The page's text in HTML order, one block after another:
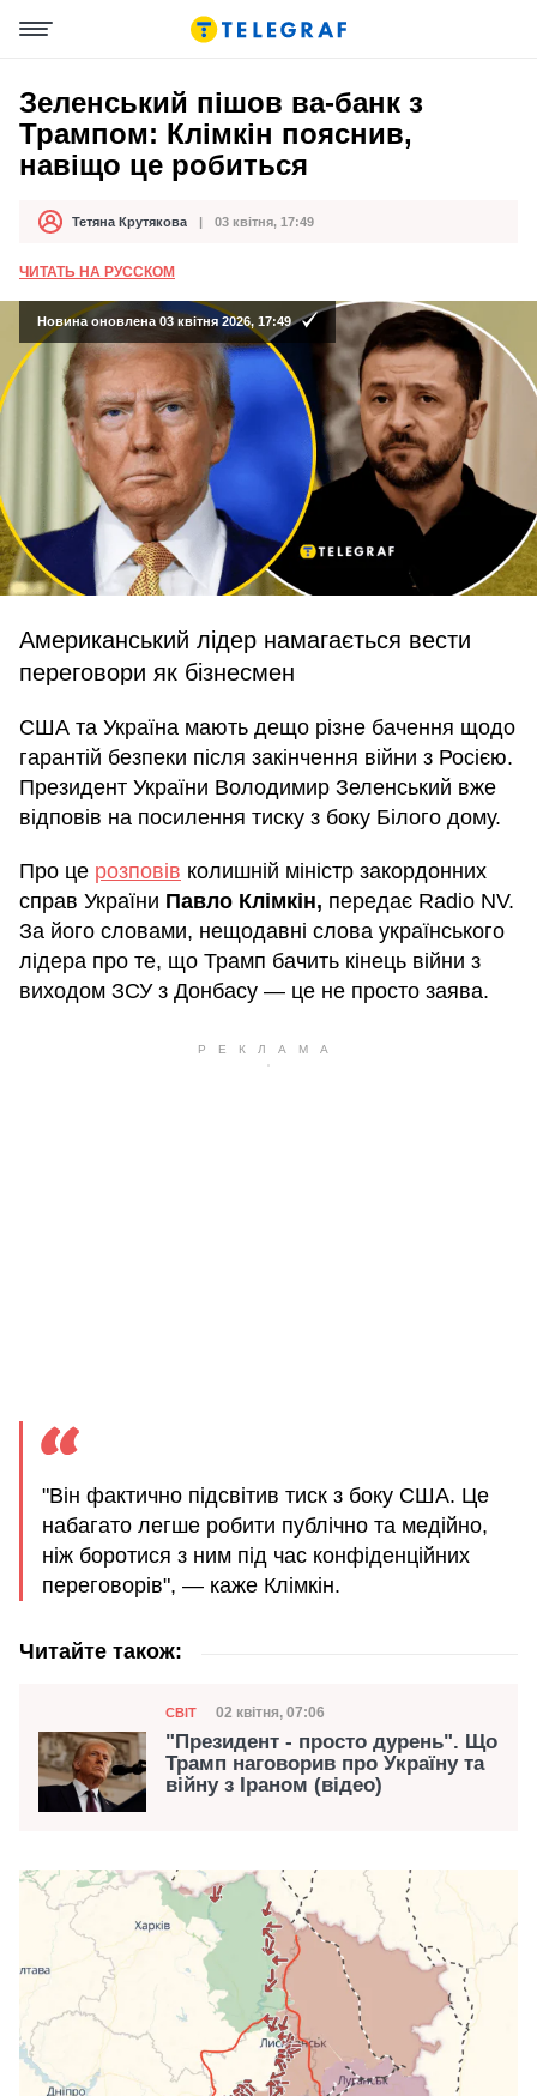
Зеленський пішов ва-банк з
Трампом: Клімкін пояснив,
навіщо це робиться
АвторТетяна Крутякова
Дата публікації 03 квітня, 17:49
ЧИТАТЬ НА РУССКОМ
Новина оновлена 03 квітня 2026, 17:49
Американський лідер намагається вести
переговори як бізнесмен
США та Україна мають дещо різне бачення щодо
гарантій безпеки після закінчення війни з Росією.
Президент України Володимир Зеленський вже
відповів на посилення тиску з боку Білого дому.
Про це розповів колишній міністр закордонних
справ України Павло Клімкін, передає Radio NV.
За його словами, нещодавні слова українського
лідера про те, що Трамп бачить кінець війни з
виходом ЗСУ з Донбасу — це не просто заява.
"Він фактично підсвітив тиск з боку США. Це
набагато легше робити публічно та медійно,
ніж боротися з ним під час конфіденційних
переговорів", — каже Клімкін.
Читайте також:
Категорія
СВІТ Дата публікації
02 квітня, 07:06
"Президент - просто дурень". Що
Трамп наговорив про Україну та
війну з Іраном (відео)